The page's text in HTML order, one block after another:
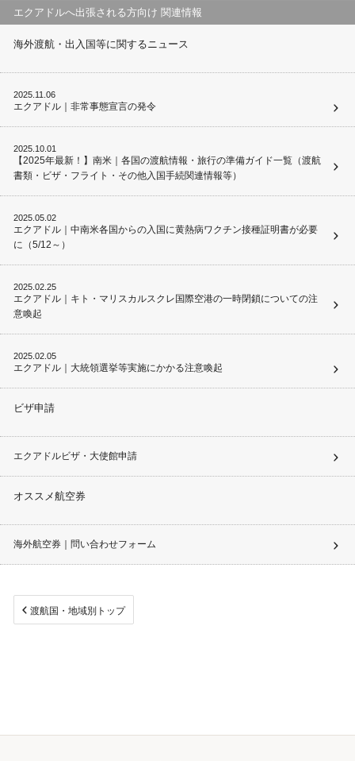
エクアドルへ出張される方向け 関連情報
海外渡航・出入国等に関するニュース
2025.11.06
エクアドル｜非常事態宣言の発令
2025.10.01
【2025年最新！】南米｜各国の渡航情報・旅行の準備ガイド一覧（渡航
書類・ビザ・フライト・その他入国手続関連情報等）
2025.05.02
エクアドル｜中南米各国からの入国に黄熱病ワクチン接種証明書が必要
に（5/12～）
2025.02.25
エクアドル｜キト・マリスカルスクレ国際空港の一時閉鎖についての注
意喚起
2025.02.05
エクアドル｜大統領選挙等実施にかかる注意喚起
ビザ申請
エクアドルビザ・大使館申請
オススメ航空券
海外航空券｜問い合わせフォーム
渡航国・地域別トップ